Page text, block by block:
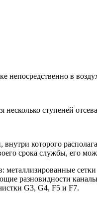
непосредственно в
ступеней
которого
срока службы, его
разновидности
G3, G4, F5 и F7.